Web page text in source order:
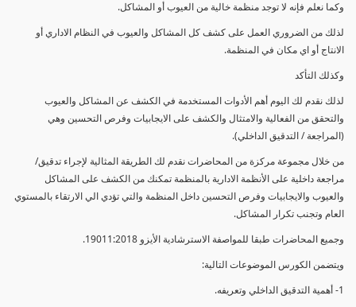
وكما نعلم فإنه لا توجد منظمة خالية من العيوب أو المشاكل.
لذلك من الضروري العمل على كشف كل المشاكل والعيوب في النظام الاداري أو
الانتاج أو اي مكان في المنظمة.
وكذلك التأكد
لذلك نقدم لك اليوم أهم الأدوات المستخدمة في الكشف عن المشاكل والعيوب
والتحقق من الفعالية والامتثال والكشف على الايجابيات وفرص التحسين وهي
(المراجعة / التدقيق الداخلي).
من خلال مجموعة مركزة من المحاضرات نقدم لك الطريقة المثالية لإجراء تدقيق/
مراجعة داخلية على الأنظمة الادارية بالمنظمة تمكنك من الكشف على المشاكل
والعيوب والايجابيات وفرص التحسين داخل المنظمة والتي تؤدي الي الارتقاء بالمستوي
العام وتجنب تكرار المشاكل.
وجميع المحاضرات طبقا للمواصفة الاسترشادية الأيزو 19011:2018.
ويتضمن الكورس الموضوعات التالية:
1- أهمية التدقيق الداخلي وتعريفه.